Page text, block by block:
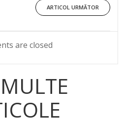
Post
navigation
ARTICOL URMĂTOR
are closed